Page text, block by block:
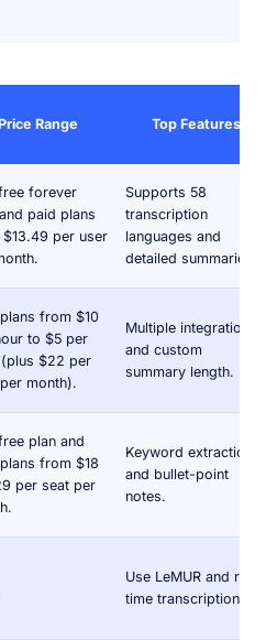
Range Top Features
forever
paid plans
per user
Supports 58
transcription
languages and
detailed summaries.
from $10
to $5 per
$22 per
month).
Multiple integrations
and custom
summary length.
plan and
from $18
per seat per
Keyword extraction
and bullet-point
notes.
Use LeMUR and real-
time transcription.